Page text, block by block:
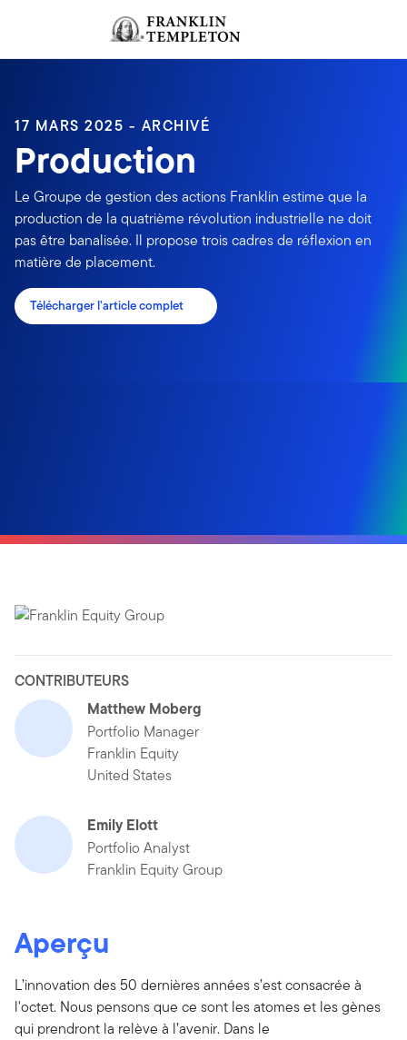
Header menu toggle
Ouverture de session
17 MARS 2025 - ARCHIVÉ
Production
Le Groupe de gestion des actions Franklin estime que la
production de la quatrième révolution industrielle ne doit
pas être banalisée. Il propose trois cadres de réflexion en
matière de placement.
Télécharger l’article complet
CONTRIBUTEURS
Matthew Moberg
Portfolio Manager
Franklin Equity
United States
Emily Elott
Portfolio Analyst
Franklin Equity Group
Aperçu
L’innovation des 50 dernières années s’est consacrée à
l'octet. Nous pensons que ce sont les atomes et les gènes
qui prendront la relève à l’avenir. Dans le